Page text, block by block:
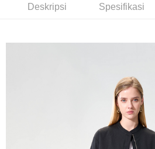
Syarikat Kad Kredit
NT$3,000 atau lebih
NT$350/pesanan | Penghantaran
Deskripsi Spesifikasi